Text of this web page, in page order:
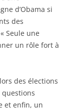
d’Obama si
des
Seule une
un rôle fort à
des élections
et enfin, un